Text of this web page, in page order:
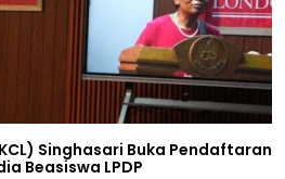
Singhasari Buka Pendaftaran
Beasiswa LPDP